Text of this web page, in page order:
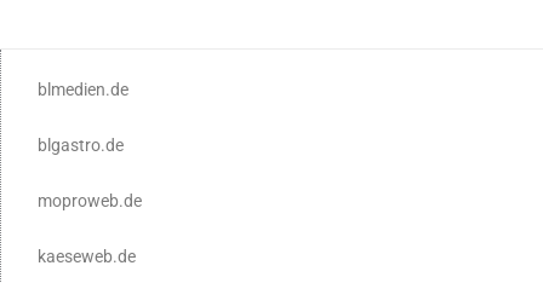
blmedien.de
blgastro.de
moproweb.de
kaeseweb.de